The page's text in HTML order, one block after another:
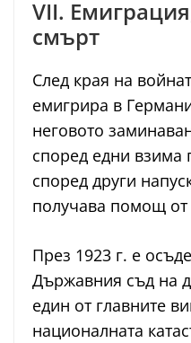
VII.
смърт
След края на
емигрира в
неговото
според едни взима
според други
получава помощ от
През 1923 г. е
Държавния съд на
един от главните
националната